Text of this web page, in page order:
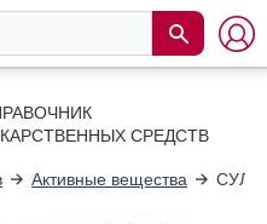
СРЕДСТВ
Активные вещества